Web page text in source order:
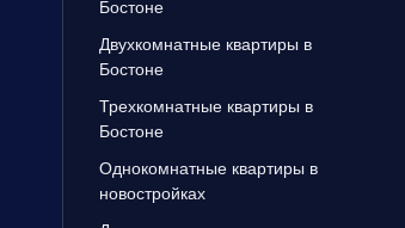
Бостоне
Двухкомнатные квартиры в
Бостоне
Трехкомнатные квартиры в
Бостоне
Однокомнатные квартиры в
новостройках